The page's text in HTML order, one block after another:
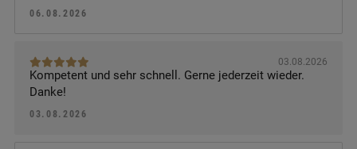
06.08.2026
03.08.2026
Kompetent und sehr schnell. Gerne jederzeit wieder.
Danke!
03.08.2026